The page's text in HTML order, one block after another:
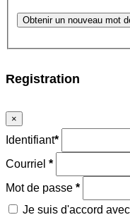
Obtenir un nouveau mot
Registration
×
Identifiant*
Courriel *
Mot de passe *
Je suis d'accord avec